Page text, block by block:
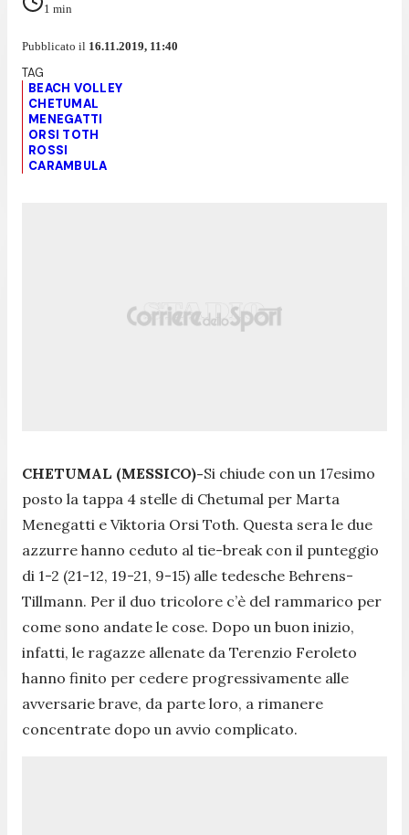
1 min
Pubblicato il 16.11.2019, 11:40
BEACH VOLLEY
CHETUMAL
MENEGATTI
ORSI TOTH
ROSSI
CARAMBULA
CHETUMAL (MESSICO)-Si chiude con un 17esimo
posto la tappa 4 stelle di Chetumal per Marta
Menegatti e Viktoria Orsi Toth. Questa sera le due
azzurre hanno ceduto al tie-break con il punteggio
di 1-2 (21-12, 19-21, 9-15) alle tedesche Behrens-
Tillmann. Per il duo tricolore c’è del rammarico per
come sono andate le cose. Dopo un buon inizio,
infatti, le ragazze allenate da Terenzio Feroleto
hanno finito per cedere progressivamente alle
avversarie brave, da parte loro, a rimanere
concentrate dopo un avvio complicato.